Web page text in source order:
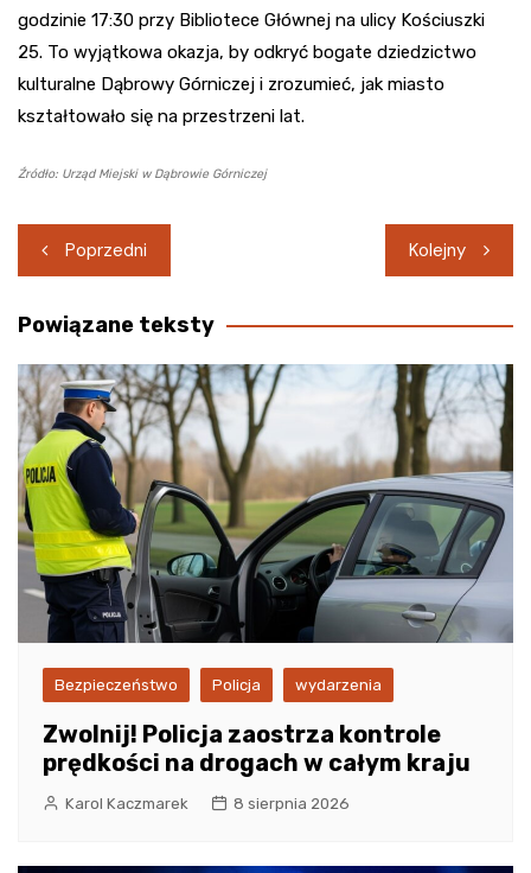
godzinie 17:30 przy Bibliotece Głównej na ulicy Kościuszki
25. To wyjątkowa okazja, by odkryć bogate dziedzictwo
kulturalne Dąbrowy Górniczej i zrozumieć, jak miasto
kształtowało się na przestrzeni lat.
Źródło: Urząd Miejski w Dąbrowie Górniczej
Nawigacja
wpisu
Poprzedni Kolejny
Powiązane teksty
Bezpieczeństwo Policja wydarzenia
Zwolnij! Policja zaostrza kontrole
prędkości na drogach w całym kraju
Karol Kaczmarek 8 sierpnia 2026